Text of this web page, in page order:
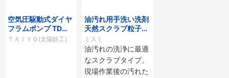
空気圧駆動式ダイヤ
フラムポンプ TDシ
リーズ
ＴＡＩＹＯ(太陽鉄工)
油汚れ用手洗い洗剤
天然スクラブ粒子入
（アロエエキス配
合）
ミスミ
油汚れの洗浄に最適
なスクラブタイプ。
現場作業後の汚れた